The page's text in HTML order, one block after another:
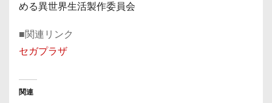
める異世界生活製作委員会
■関連リンク
セガプラザ
関連